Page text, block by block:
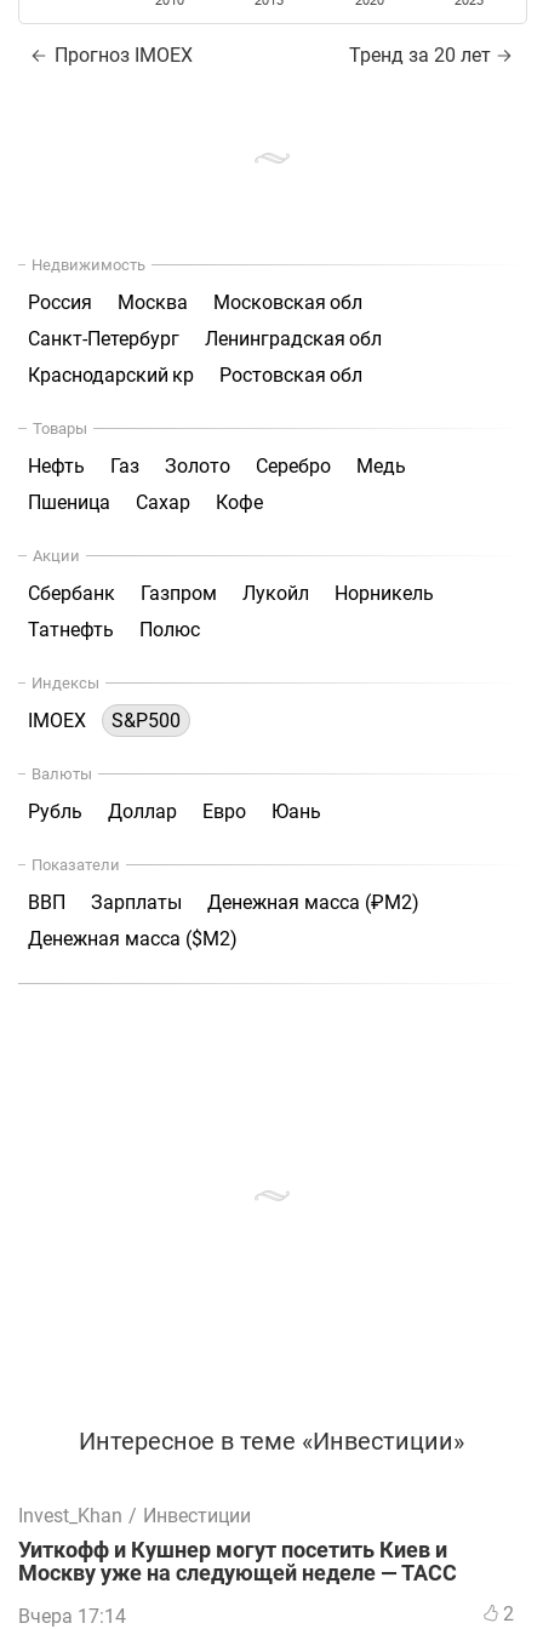
Прогноз IMOEX Тренд за 20 лет
Недвижимость
Россия Москва
Московская обл
Санкт-Петербург
Ленинградская обл
Краснодарский кр
Ростовская обл
Товары
Нефть Газ Золото Серебро
Медь
Пшеница
Сахар Кофе
Акции
Сбербанк Газпром Лукойл
Норникель
Татнефть
Полюс
Индексы
IMOEX S&P500
Валюты
Рубль Доллар Евро Юань
Показатели
ВВП Зарплаты
Денежная масса (₽М2)
Денежная масса ($М2)
Интересное в теме «Инвестиции»
Invest_Khan / Инвестиции
Уиткофф и Кушнер могут посетить Киев и
Москву уже на следующей неделе — ТАСС
Вчера 17:14 2